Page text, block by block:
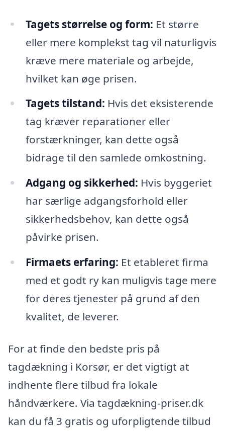
Tagets størrelse og form: Et større
eller mere komplekst tag vil naturligvis
kræve mere materiale og arbejde,
hvilket kan øge prisen.
Tagets tilstand: Hvis det eksisterende
tag kræver reparationer eller
forstærkninger, kan dette også
bidrage til den samlede omkostning.
Adgang og sikkerhed: Hvis byggeriet
har særlige adgangsforhold eller
sikkerhedsbehov, kan dette også
påvirke prisen.
Firmaets erfaring: Et etableret firma
med et godt ry kan muligvis tage mere
for deres tjenester på grund af den
kvalitet, de leverer.
For at finde den bedste pris på
tagdækning i Korsør, er det vigtigt at
indhente flere tilbud fra lokale
håndværkere. Via tagdækning-priser.dk
kan du få 3 gratis og uforpligtende tilbud